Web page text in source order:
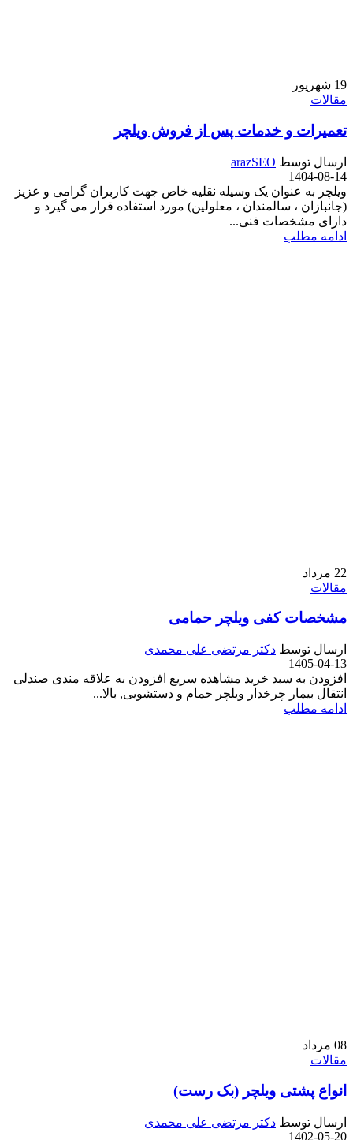
19 شهریور
مقالات
تعمیرات و خدمات پس از فروش ویلچر
ارسال توسط arazSEO
1404-08-14
ویلچر به عنوان یک وسیله نقلیه خاص جهت کاربران گرامی و عزیز
(جانبازان ، سالمندان ، معلولین) مورد استفاده قرار می گیرد و
دارای مشخصات فنی...
ادامه مطلب
22 مرداد
مقالات
مشخصات کفی ویلچر حمامی
ارسال توسط دکتر مرتضی علی محمدی
1405-04-13
افزودن به سبد خرید مشاهده سریع افزودن به علاقه مندی صندلی
انتقال بیمار چرخدار ویلچر حمام و دستشویی, بالا...
ادامه مطلب
08 مرداد
مقالات
انواع پشتی ویلچر (بک رست)
ارسال توسط دکتر مرتضی علی محمدی
1402-05-20